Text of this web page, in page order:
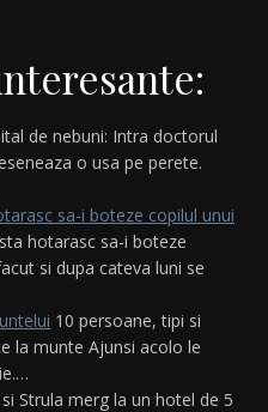
de nebuni: Intra doctorul
o usa pe perete.
sa-i boteze copilul unui
hotarasc sa-i boteze
si dupa cateva luni se
10 persoane, tipi si
la munte Ajunsi acolo le
Strula merg la un hotel de 5